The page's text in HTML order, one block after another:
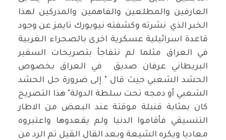
العارفين والمطلعين والفاهمين والمدركين لهذا
الخبر الذي نشرته وكشفته نيويورك تايمز عن وجود
قاعدة اسرائيلية عسكرية اخرى بالصحراء الغربية
في العراق مثلما لم نتفاجأ بتصريحات السفير
البريطاني عرفان صديق في العراق بخصوص
الحشد الشعبي حيث قال " إلى ضرورة حل الحشد
الشعبي أو دمجه تحت سلطة الدولة" هذا التصريح
كان بمثابة قنبلة موقتة عند البعض من الاطار
التنسيقي فأقاموا الدنيا ولم يقعدوها واعتبروه
معاديا ويكره الشيعة وبعد القال القيل تم الرد من